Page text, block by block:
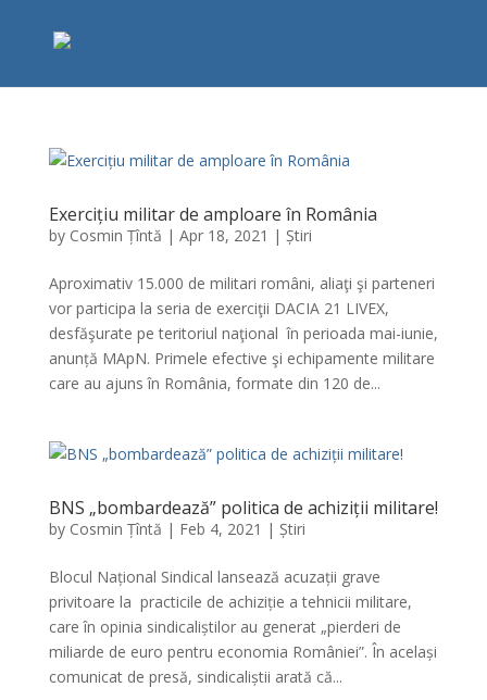
Exercițiu militar de amploare în România
by Cosmin Țîntă | Apr 18, 2021 | Știri
Aproximativ 15.000 de militari români, aliaţi şi parteneri
vor participa la seria de exerciţii DACIA 21 LIVEX,
desfăşurate pe teritoriul naţional în perioada mai-iunie,
anunță MApN. Primele efective şi echipamente militare
care au ajuns în România, formate din 120 de...
BNS „bombardează” politica de achiziții militare!
by Cosmin Țîntă | Feb 4, 2021 | Știri
Blocul Național Sindical lansează acuzații grave
privitoare la practicile de achiziție a tehnicii militare,
care în opinia sindicaliștilor au generat „pierderi de
miliarde de euro pentru economia României”. În același
comunicat de presă, sindicaliștii arată că...